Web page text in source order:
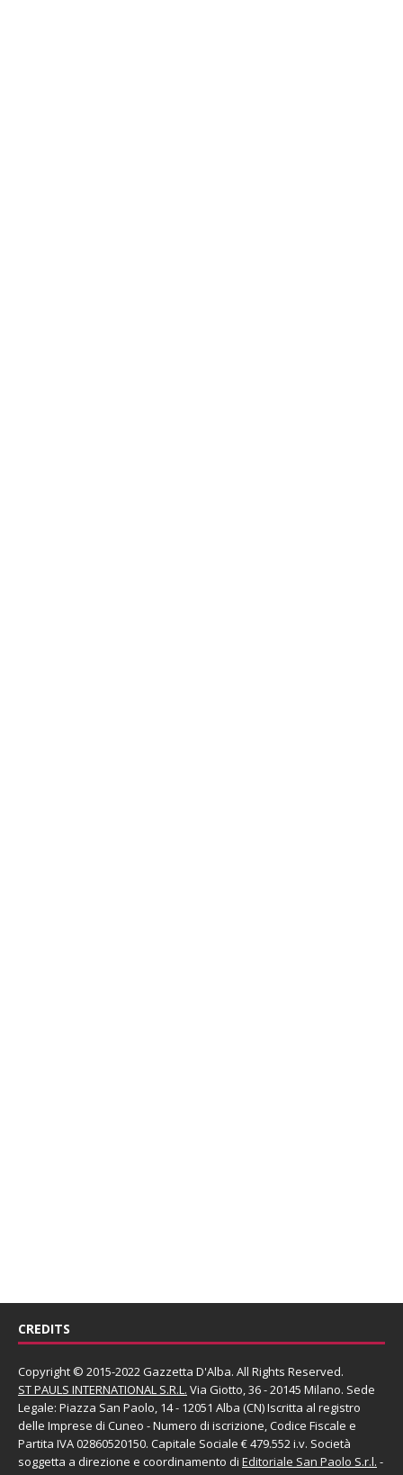
CREDITS
Copyright © 2015-2022 Gazzetta D'Alba. All Rights Reserved.
ST PAULS INTERNATIONAL S.R.L. Via Giotto, 36 - 20145 Milano. Sede
Legale: Piazza San Paolo, 14 - 12051 Alba (CN) Iscritta al registro
delle Imprese di Cuneo - Numero di iscrizione, Codice Fiscale e
Partita IVA 02860520150. Capitale Sociale € 479.552 i.v. Società
soggetta a direzione e coordinamento di Editoriale San Paolo S.r.l. -